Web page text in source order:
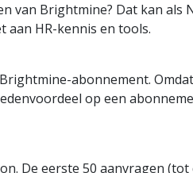
van Brightmine? Dat kan als
aan HR-kennis en tools.
abonnement.
op een
De eerste 50 aanvragen (tot